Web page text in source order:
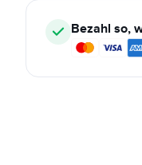
Bezahl so,